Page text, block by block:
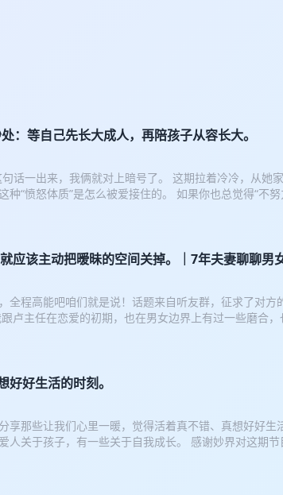
：等自己先长大成人，再陪孩子从容长大。
话一出来，我俩就对上暗号了。 这期拉着冷冷，从她
种“愤怒体质”是怎么被爱接住的。 如果你也总觉得“不
本来就很好，不需要证明。 我们用双显叙事，双重
自己。 00:00 我愤怒到三十多岁，对一切都愤怒 我俩
的小孩，准时发癫 冷冷家孩子一到一岁半，突然开始要
two”之前有个预备期，父母情绪稳定，孩子才能学
把自己长成大人 二十多岁染着火烈鸟的头发、抬脚就踹
他削成什么样。激素水平降下来之后，才能跟世界和平
弱 我们都像陆依萍——“我是个刺猬，把刺拔了你就不
全感，总觉得一切都得靠自己土里刨食。 07:02 直到
了一个她犹豫了很久才敢讲的经历。那一刻她说：“我所
过 平台衰落的打击，回头看却成了印证——“你觉得你完
。”那些跟着你十年的人，会换一个平台继续接住你。
几级了” 一个能安放“无用”能力的教育环境，和一个把所有
人是两种灵魂。 13:32 梁文道说：自我是在看蚂蚁的时
滑旱冰，但从来没考过级——“让你以后长大了不无聊”
魂长出来的地方。 15:28 教侄子写作文：他说“没意思”
应该主动把暧昧的空间关掉。｜7年夫妻聊聊男
全程高能吧咱们就是说！话题来自听友群，征求了对方
卢主任在恋爱的初期，也在男女边界上有过一些磨合，
，再也没有为此困扰过。我们既站在夫妻的立场上，也
对这件事儿的思考。 2:30 来听友群，老有意思了！ 听
）！ 3:00 “异地恋的男朋友偷偷找了个女私
业，但男朋友偷偷找女教练这件事情，不合适。
。 20:00 即便是在恋爱、婚姻关系中的人，也不可能对
的男女同事天天单独吃饭遛弯是不是一件正常的事？
问题差点儿分手。 highlight：亲密关系的深入是两个
不愿意做出调整，这一定是一个红灯信号。 40:00 谁
异性朋友半夜联系到底要不要回复？ 44:00 我们都在期
好生活的时刻。
享那些让我们心里一暖，觉得活着真不错、真想好好生
人关于孩子，有一些关于自我成长。 感谢妙界对这期
让我只想好好生活的演唱会。 30:11 卢主任：小小的
冷：看到全新的人类对世界的好奇，会觉得这世界弄